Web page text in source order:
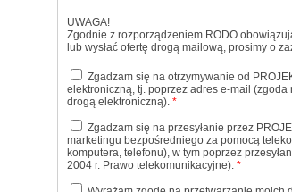
UWAGA!
Zgodnie z rozporządzeniem RODO
lub wysłać ofertę drogą mailową, prosimy o
Zgadzam się na otrzymywanie od
elektroniczną, tj. poprzez adres e-mail
drogą elektroniczną). *
Zgadzam się na przesyłanie przez
marketingu bezpośredniego za pomocą
komputera, telefonu), w tym poprzez
2004 r. Prawo telekomunikacyjne). *